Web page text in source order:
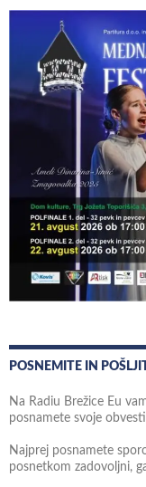
POSNEMITE IN
Na Radiu Brežice Eu
posnamete svoje
Najprej posnamete
posnetkom zadovoljni,